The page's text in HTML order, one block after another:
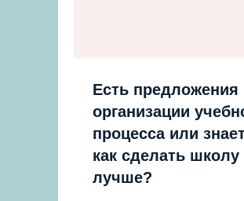
Есть предложения
организации
процесса или
как сделать школу
лучше?